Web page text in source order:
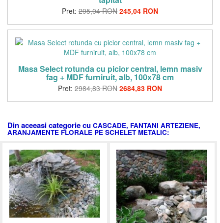
Pret: 295,04 RON 245,04 RON
Masa Select rotunda cu picior central, lemn masiv
fag + MDF furniruit, alb, 100x78 cm
Pret: 2984,83 RON 2684,83 RON
Din aceeasi categorie cu CASCADE, FANTANI ARTEZIENE,
ARANJAMENTE FLORALE PE SCHELET METALIC: